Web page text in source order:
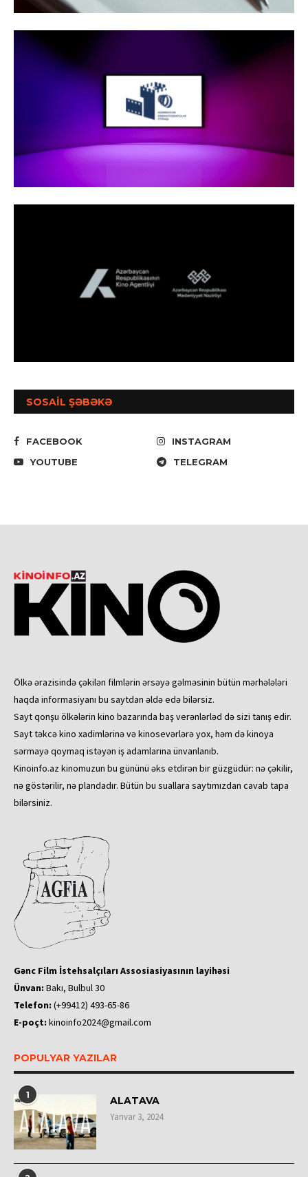
SOSAİL ŞƏBƏKƏ
FACEBOOK
INSTAGRAM
YOUTUBE
TELEGRAM
Ölkə ərazisində çəkilən filmlərin ərsəyə gəlməsinin bütün mərhələləri
haqda informasiyanı bu saytdan əldə edə bilərsiz.
Sayt qonşu ölkələrin kino bazarında baş verənlərləd də sizi tanış edir.
Sayt təkcə kino xadimlərinə və kinosevərlərə yox, həm də kinoya
sərmayə qoymaq istəyən iş adamlarına ünvanlanıb.
Kinoinfo.az kinomuzun bu gününü əks etdirən bir güzgüdür: nə çəkilir,
nə göstərilir, nə plandadır. Bütün bu suallara saytımızdan cavab tapa
bilərsiniz.
Gənc Film İstehsalçıları Assosiasiyasının layihəsi
Ünvan: Bakı, Bulbul 30
Telefon: (+99412) 493-65-86
E-poçt: kinoinfo2024@gmail.com
POPULYAR YAZILAR
1 ALATAVA
Yanvar 3, 2024